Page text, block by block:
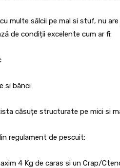
multe sălcii pe mal si stuf, nu
de condiții excelente cum ar fi:
si bănci
căsuțe structurate pe mici si
regulament de pescuit:
4 Kg de caras si un Crap/